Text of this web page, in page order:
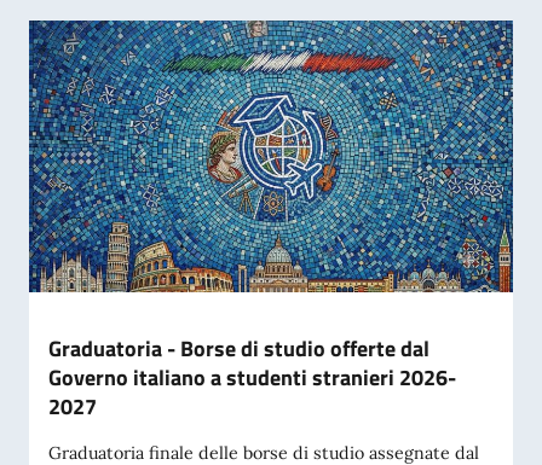
Graduatoria - Borse di studio offerte dal
Governo italiano a studenti stranieri 2026-
2027
Graduatoria finale delle borse di studio assegnate dal